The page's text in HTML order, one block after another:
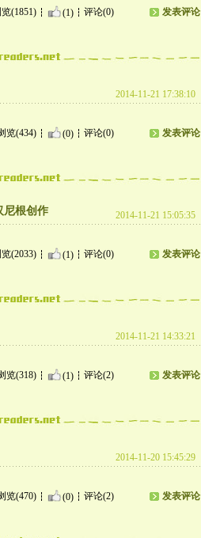
(1851) (1) 评论(0) 发表评论
2014-11-21 17:38:10
览(434) (0) 评论(0) 发表评论
尼根创作 2014-11-21 15:05:35
(2033) (1) 评论(0) 发表评论
2014-11-21 14:33:21
览(318) (1) 评论(2) 发表评论
2014-11-20 15:45:29
览(470) (0) 评论(2) 发表评论